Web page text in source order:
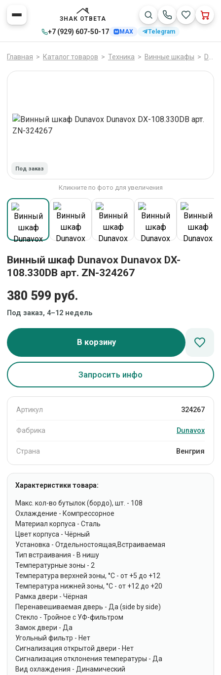
ЗНАК ОТВЕТА
+7 (929) 607-50-17 MAX Telegram
Главная > Каталог товаров > Техника > Винные шкафы > Dunavox
Под заказ
Кликните по фото для увеличения
Винный шкаф Dunavox Dunavox DX-
108.330DB арт. ZN-324267
380 599 руб.
Под заказ, 4–12 недель
В корзину
Запросить инфо
Артикул 324267
Фабрика Dunavox
Страна Венгрия
Характеристики товара:
Макс. кол-во бутылок (бордо), шт. - 108
Охлаждение - Компрессорное
Материал корпуса - Сталь
Цвет корпуса - Чёрный
Установка - Отдельностоящая,Встраиваемая
Тип встраивания - В нишу
Температурные зоны - 2
Температура верхней зоны, °C - от +5 до +12
Температура нижней зоны, °C - от +12 до +20
Рамка двери - Чёрная
Перенавешиваемая дверь - Да (side by side)
Стекло - Тройное с УФ-фильтром
Замок двери - Да
Угольный фильтр - Нет
Сигнализация открытой двери - Нет
Сигнализация отклонения температуры - Да
Вид охлаждения - Динамический